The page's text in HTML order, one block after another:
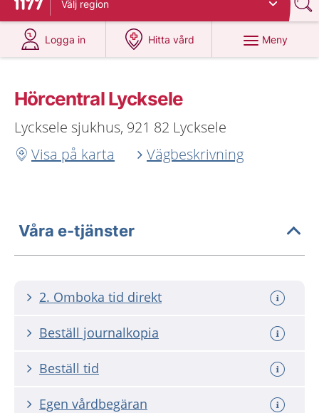
Till startsidan för 1177
Välj region
Logga in
på 1177.se
Hitta vård
på 1177.se
Meny
Hörcentral Lycksele
Lycksele sjukhus, 921 82 Lycksele
Visa på karta
Vägbeskrivning
Våra e-tjänster
2. Omboka tid direkt
Beställ journalkopia
Beställ tid
Egen vårdbegäran